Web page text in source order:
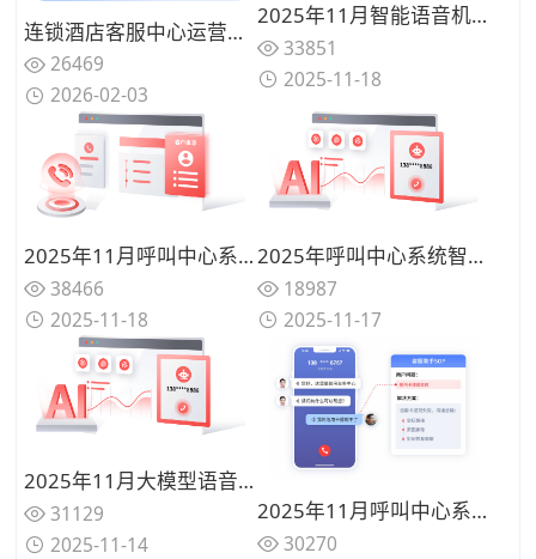
连锁酒店客服中心运营升级:基于400号码实现预订与投诉统一管理方案
26469
2026-02-03
2025年11月智能语音机器人性能大比拼：识别率、延迟与流畅度全维对比
33851
2025-11-18
2025年11月呼叫中心系统品牌价值盘点：合力亿捷领衔行业智能化升级
38466
2025-11-18
2025年呼叫中心系统智能选型必看：AI驱动客服体验全新升级哪家更智能？
18987
2025-11-17
2025年11月大模型语音机器人性能实测对比：主流品牌从语音识别到任务执行的性能差距一览
31129
2025-11-14
2025年11月呼叫中心系统品牌价值盘点：合力亿捷领衔行业智能化升级
30270